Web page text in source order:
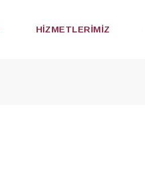
HIZMETLERIMIZ